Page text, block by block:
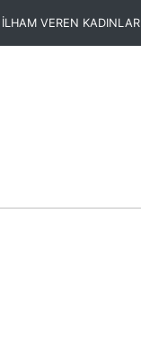
İLHAM VEREN KADINLAR